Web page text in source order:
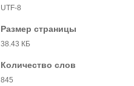
UTF-8
Размер страницы
38.43 КБ
Количество слов
845